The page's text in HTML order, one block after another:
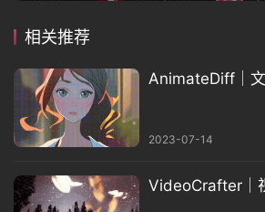
相关推荐
AnimateDiff｜
2023-07-14
VideoCrafter｜